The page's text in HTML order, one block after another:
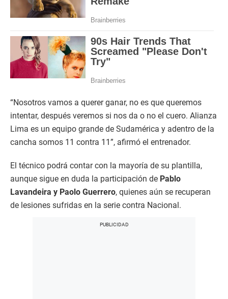
“Nosotros vamos a querer ganar, no es que queremos
intentar, después veremos si nos da o no el cuero. Alianza
Lima es un equipo grande de Sudamérica y adentro de la
cancha somos 11 contra 11”, afirmó el entrenador.
El técnico podrá contar con la mayoría de su plantilla,
aunque sigue en duda la participación de Pablo
Lavandeira y Paolo Guerrero, quienes aún se recuperan
de lesiones sufridas en la serie contra Nacional.